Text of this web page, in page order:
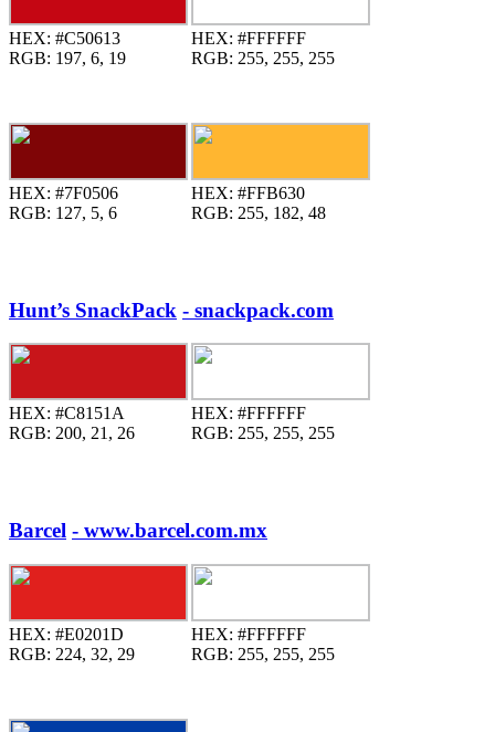
HEX: #C50613
RGB: 197, 6, 19
HEX: #FFFFFF
RGB: 255, 255, 255
HEX: #7F0506
RGB: 127, 5, 6
HEX: #FFB630
RGB: 255, 182, 48
Hunt’s SnackPack - snackpack.com
HEX: #C8151A
RGB: 200, 21, 26
HEX: #FFFFFF
RGB: 255, 255, 255
Barcel - www.barcel.com.mx
HEX: #E0201D
RGB: 224, 32, 29
HEX: #FFFFFF
RGB: 255, 255, 255